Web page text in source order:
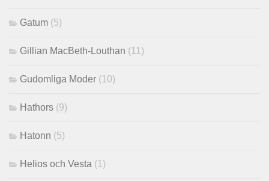
Gatum (5)
Gillian MacBeth-Louthan (11)
Gudomliga Moder (10)
Hathors (9)
Hatonn (5)
Helios och Vesta (1)